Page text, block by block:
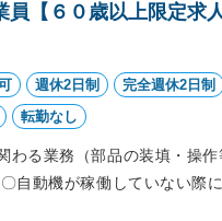
【６０歳以上限定求人
週休2日制
完全週休2日制
転勤なし
わる業務（部品の装填・操
自動機が稼働していない際